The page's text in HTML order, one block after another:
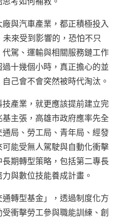
與汽車產業，都正積極投入
來受到影響的，恐怕不只
駕、運輸與相關服務鏈工作
十幾個小時，真正擔心的並
己會不會突然被時代淘汰。
產業，就更應該提前建立完
主張，高雄市政府應率先全
局、勞工局、青年局、經發
能受無人駕駛與自動化衝擊
期轉型策略，包括第二專長
與數位技能養成計畫。
轉型基金」，透過制度化方
衝擊勞工參與職能訓練、創